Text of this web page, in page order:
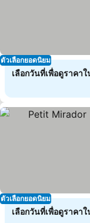
ตัวเลือกยอดนิยม
เลือกวันที่เพื่อดูราคา
ตัวเลือกยอดนิยม
เลือกวันที่เพื่อดูราคา